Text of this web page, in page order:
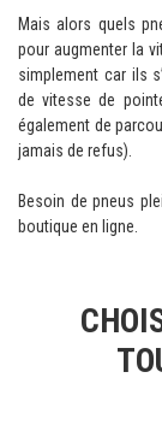
Mais alors quels
pour augmenter la
simplement car ils
de vitesse de
également de
jamais de refus).
Besoin de pneus
boutique en ligne.